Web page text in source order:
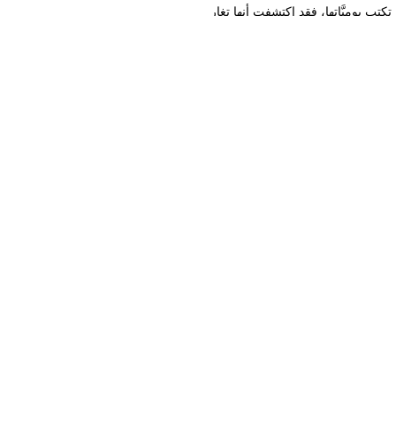
تكتب يوميَّاتها، فقد اكتشفت أنها تغار